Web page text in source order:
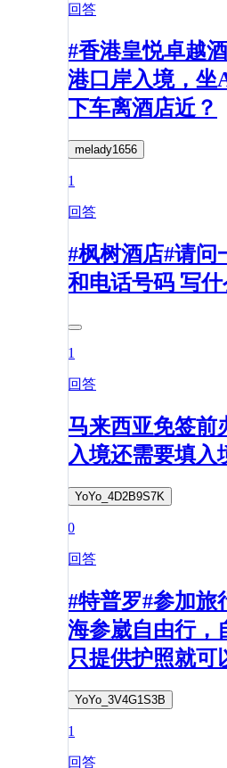
回答
#香港皇悦卓越
港口岸入境，坐
下车离酒店近？
melady1656
1
回答
#枫树酒店#请问
和电话号码 写
1
回答
马来西亚免签前
入境还需要填入
YoYo_4D2B9S7K
0
回答
#特普罗#参加旅
海参崴自由行，
只提供护照就可
YoYo_3V4G1S3B
1
回答